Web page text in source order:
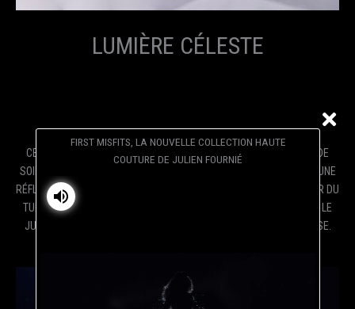
LUMIÈRE CÉLESTE
CETTE ROBE A NÉCESSITÉ QUATRE-VINGTS MÈTRES D'ORGANZA DE
SOIE EN RELIEF AVEC UN MICROFIL DE POLYAMIDE QUI LUI CONFÈRE UNE
RÉFLEXION ENVOÛTANTE.SUR UNE BASE DE BUSTIER SUSPENDU PAR DU
TULLE ILLUSION, LE VOLUME ET LES DÉCOUPES ONT ÉTÉ RÉALISÉS. LE
JUPON À MULTIPLES GODETS DONNE L’EFFET D’UNE TRAÎNE MÉDUSE.
FIRST MISFITS, LA NOUVELLE COLLECTION HAUTE
COUTURE DE JULIEN FOURNIÉ